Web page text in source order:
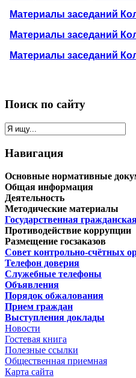
Материалы заседаний
Материалы заседаний
Материалы заседаний
Поиск по сайту
Навигация
Основные нормативные
Общая информация
Деятельность
Методические материалы
Государственная
Противодействие коррупции
Размещение госзаказов
Совет контрольно-счётных
Телефон доверия
Служебные телефоны
Объявления
Порядок обжалования
Прием граждан
Выступления доклады
Новости
Гостевая книга
Полезные ссылки
Общественная приемная
Карта сайта